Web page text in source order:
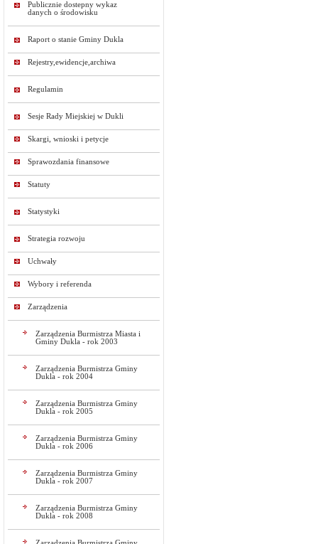
Publicznie dostepny wykaz
danych o środowisku
Raport o stanie Gminy Dukla
Rejestry,ewidencje,archiwa
Regulamin
Sesje Rady Miejskiej w Dukli
Skargi, wnioski i petycje
Sprawozdania finansowe
Statuty
Statystyki
Strategia rozwoju
Uchwały
Wybory i referenda
Zarządzenia
Zarządzenia Burmistrza Miasta i
Gminy Dukla - rok 2003
Zarządzenia Burmistrza Gminy
Dukla - rok 2004
Zarządzenia Burmistrza Gminy
Dukla - rok 2005
Zarządzenia Burmistrza Gminy
Dukla - rok 2006
Zarządzenia Burmistrza Gminy
Dukla - rok 2007
Zarządzenia Burmistrza Gminy
Dukla - rok 2008